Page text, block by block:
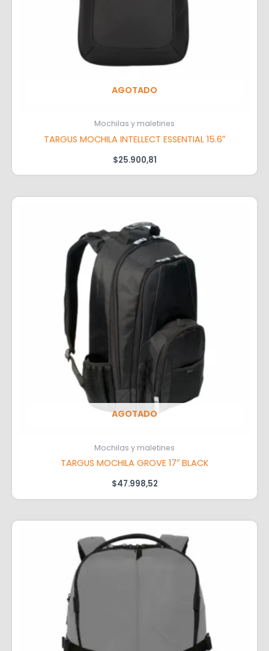
AGOTADO
Mochilas y maletines
TARGUS MOCHILA INTELLECT ESSENTIAL 15.6″
$25.900,81
AGOTADO
Mochilas y maletines
TARGUS MOCHILA GROVE 17″ BLACK
$47.998,52